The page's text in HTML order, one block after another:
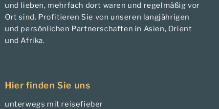
und lieben, mehrfach dort waren und regelmäßig vor
Ort sind. Profitieren Sie von unseren langjährigen
und persönlichen Partnerschaften in Asien, Orient
und Afrika.
Hier finden Sie uns
unterwegs mit reisefieber